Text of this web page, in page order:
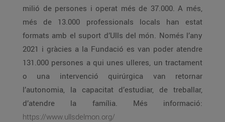
milió de persones i operat més de 37.000. A més,
més de 13.000 professionals locals han estat
formats amb el suport d’Ulls del món. Només l’any
2021 i gràcies a la Fundació es van poder atendre
131.000 persones a qui unes ulleres, un tractament
o una intervenció quirúrgica van retornar
l’autonomia, la capacitat d’estudiar, de treballar,
d’atendre la família. Més informació:
https://www.ullsdelmon.org/